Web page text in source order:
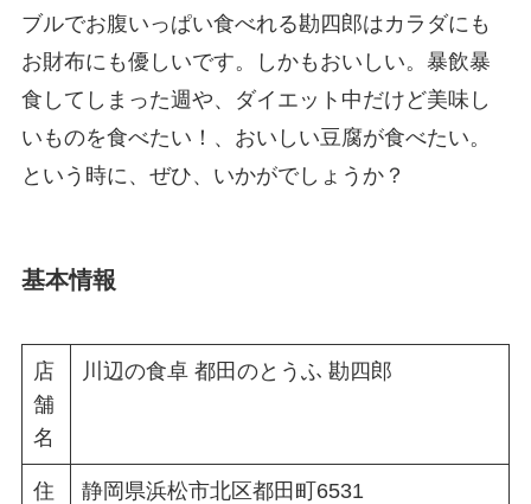
ブルでお腹いっぱい食べれる勘四郎はカラダにも
お財布にも優しいです。しかもおいしい。暴飲暴
食してしまった週や、ダイエット中だけど美味し
いものを食べたい！、おいしい豆腐が食べたい。
という時に、ぜひ、いかがでしょうか？
基本情報
店
舗
名
川辺の食卓 都田のとうふ 勘四郎
住
静岡県浜松市北区都田町6531